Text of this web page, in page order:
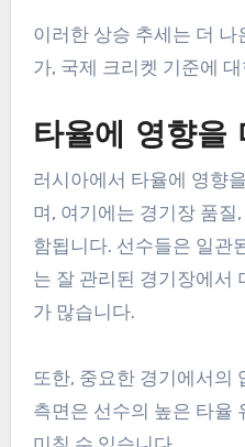
이러한 상승 추세는 더 나
가, 국제 크리켓 기준에
타율에 영향을
러시아에서 타율에 영향
며, 여기에는 경기장 품질
함됩니다. 선수들은 일관
는 잘 관리된 경기장에서
가 많습니다.
또한, 중요한 경기에서의
측면은 선수의 높은 타율